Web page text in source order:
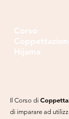
Corso
Hijama
Il Corso di
di imparare ad